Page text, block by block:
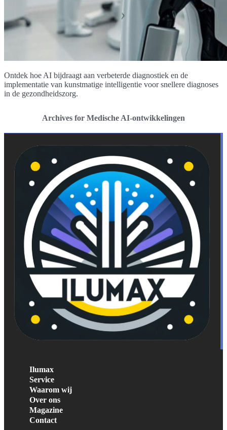
Ontdek hoe AI bijdraagt aan verbeterde diagnostiek en de
implementatie van kunstmatige intelligentie voor snellere diagnoses
in de gezondheidszorg.
Archives for Medische AI-ontwikkelingen
Ilumax
Service
Waarom wij
Over ons
Magazine
Contact